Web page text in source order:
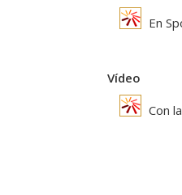
En
Vídeo
Con